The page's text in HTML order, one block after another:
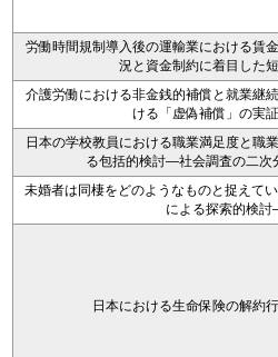
労働時間規制導入後の運輸業における賃
況と資金制約に着目した
介護労働における非金銭的補償と就業継
ける「虚偽補償」の実
日本の学校教員における職業満足度と職
る包括的検討―社会調査の二
未婚者は同棲をどのようなものと捉えて
による探索的検
日本における生命保険の解約